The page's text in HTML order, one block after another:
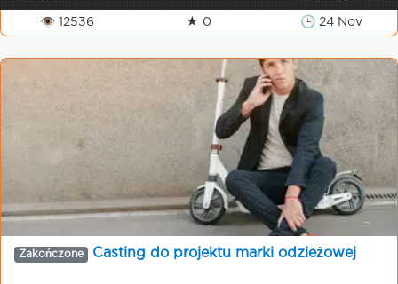
👁 12536 ★ 0 🕒 24 Nov
Zakończone Casting do projektu marki odzieżowej